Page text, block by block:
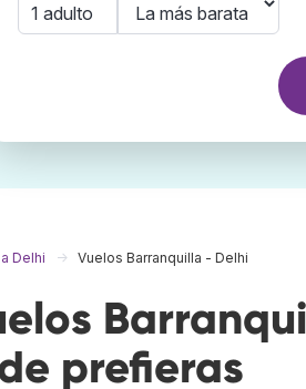
1 adulto
Delhi Vuelos Barranquilla - Delhi
prefieras